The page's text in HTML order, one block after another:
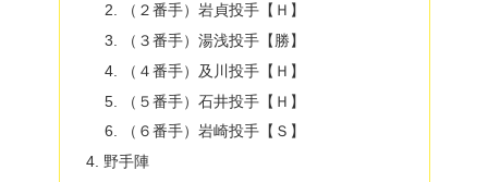
（２番手）岩貞投手【Ｈ】
（３番手）湯浅投手【勝】
（４番手）及川投手【Ｈ】
（５番手）石井投手【Ｈ】
（６番手）岩崎投手【Ｓ】
野手陣